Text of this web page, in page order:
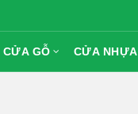
CỬA GỖ CỬA NHỰA